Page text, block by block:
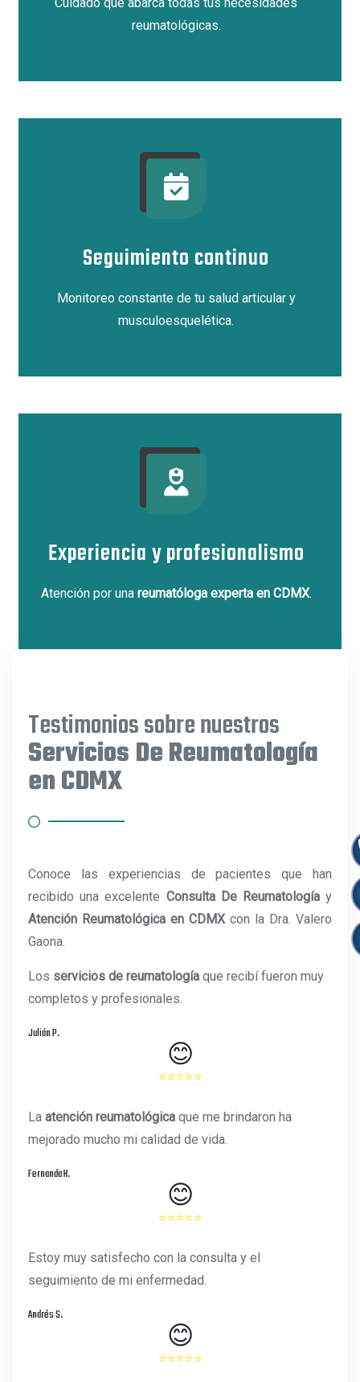
Cuidado que abarca todas tus necesidades
reumatológicas.
Seguimiento continuo
Monitoreo constante de tu salud articular y
musculoesquelética.
Experiencia y profesionalismo
Atención por una reumatóloga experta en CDMX.
Testimonios sobre nuestros
Servicios De Reumatología
en CDMX
Conoce las experiencias de pacientes que han
recibido una excelente Consulta De Reumatologíay
Atención Reumatológica en CDMXcon la Dra. Valero
Gaona.
Los servicios de reumatología que recibí fueron muy
completos y profesionales.
Julián P.
😊
⭐⭐⭐⭐⭐
La atención reumatológica que me brindaron ha
mejorado mucho mi calidad de vida.
Fernanda H.
😊
⭐⭐⭐⭐⭐
Estoy muy satisfecho con la consulta y el
seguimiento de mi enfermedad.
Andrés S.
😊
⭐⭐⭐⭐⭐